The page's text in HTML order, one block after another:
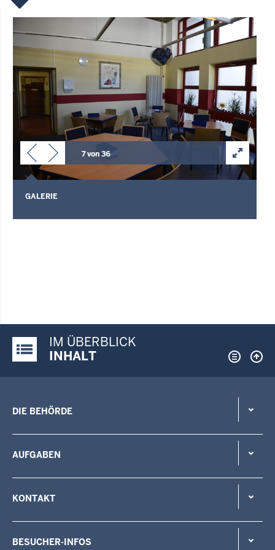
7 von 36
GALERIE
Justiz-Portal im Überblick:
IM ÜBERBLICK
INHALT
DIE BEHÖRDE
AUFGABEN
KONTAKT
BESUCHER-INFOS